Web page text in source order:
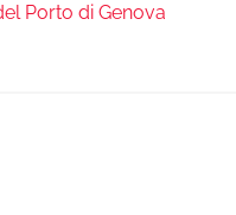
Porto di Genova